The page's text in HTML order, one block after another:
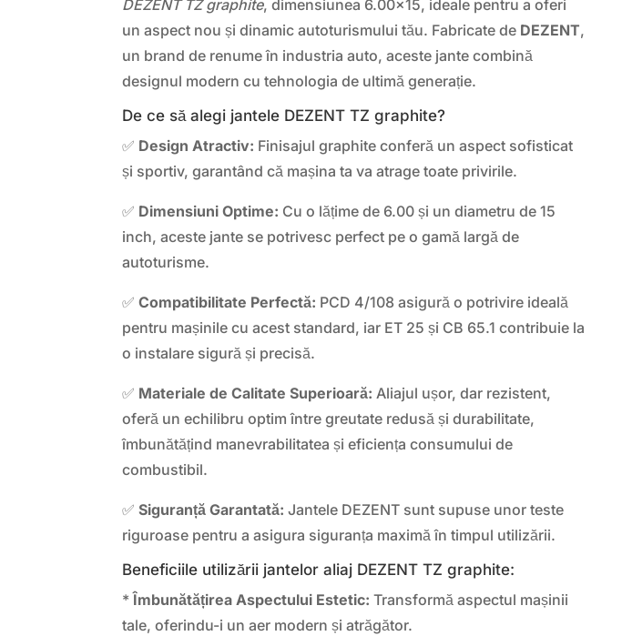
DEZENT TZ graphite, dimensiunea 6.00×15, ideale pentru a oferi
un aspect nou și dinamic autoturismului tău. Fabricate de DEZENT,
un brand de renume în industria auto, aceste jante combină
designul modern cu tehnologia de ultimă generație.
De ce să alegi jantele DEZENT TZ graphite?
✅ Design Atractiv: Finisajul graphite conferă un aspect sofisticat
și sportiv, garantând că mașina ta va atrage toate privirile.
✅ Dimensiuni Optime: Cu o lățime de 6.00 și un diametru de 15
inch, aceste jante se potrivesc perfect pe o gamă largă de
autoturisme.
✅Compatibilitate Perfectă: PCD 4/108 asigură o potrivire ideală
pentru mașinile cu acest standard, iar ET 25 și CB 65.1 contribuie la
o instalare sigură și precisă.
✅ Materiale de Calitate Superioară: Aliajul ușor, dar rezistent,
oferă un echilibru optim între greutate redusă și durabilitate,
îmbunătățind manevrabilitatea și eficiența consumului de
combustibil.
✅Siguranță Garantată: Jantele DEZENT sunt supuse unor teste
riguroase pentru a asigura siguranța maximă în timpul utilizării.
Beneficiile utilizării jantelor aliaj DEZENT TZ graphite:
*Îmbunătățirea Aspectului Estetic: Transformă aspectul mașinii
tale, oferindu-i un aer modern și atrăgător.